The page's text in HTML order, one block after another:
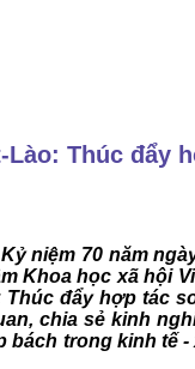
Thúc
niệm 70 năm
Khoa học xã hội
đẩy hợp tác
chia sẻ kinh
trong kinh